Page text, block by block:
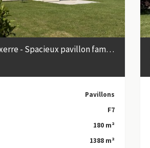
À 12 min d’Auxerre - Spacieux pavillon familial de 180 m²
Pavillons
F7
180 m²
1388 m²